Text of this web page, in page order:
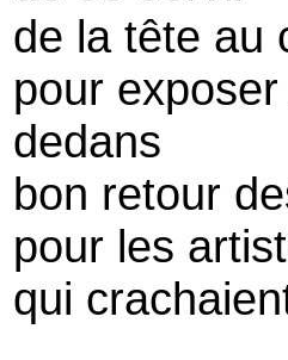
de la tête au
pour
dedans
bon retour
pour les
qui